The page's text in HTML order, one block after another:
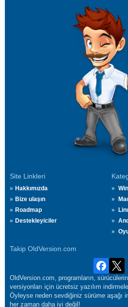
Site Linkleri
Hakkımızda
Bize ulaşın
Roadmap
Destekleyiciler
Takip OldVersion.com
OldVersion.com, programların,
versiyonları için ücretsiz yazılım
Öyleyse neden sevdiğiniz sürüme aşağı
her zaman daha iyi değil!